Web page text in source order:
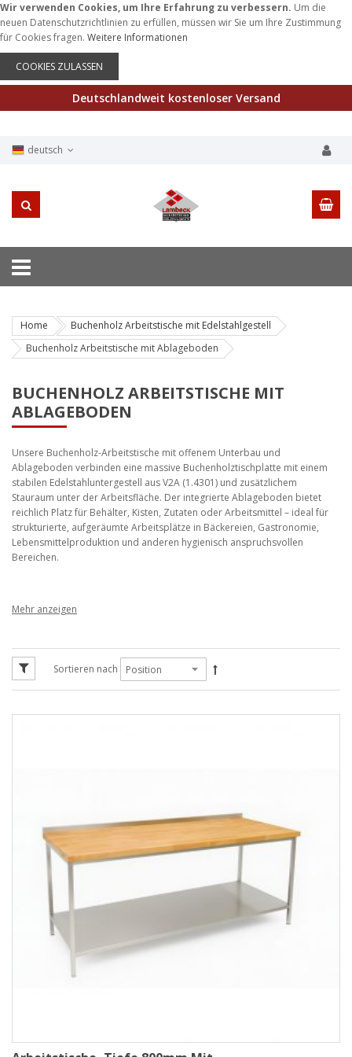
Wir verwenden Cookies, um Ihre Erfahrung zu verbessern. Um die
neuen Datenschutzrichtlinien zu erfüllen, müssen wir Sie um Ihre Zustimmung
für Cookies fragen. Weitere Informationen
COOKIES ZULASSEN
Deutschlandweit kostenloser Versand
deutsch
Home
Buchenholz Arbeitstische mit Edelstahlgestell
Buchenholz Arbeitstische mit Ablageboden
BUCHENHOLZ ARBEITSTISCHE MIT
ABLAGEBODEN
Unsere Buchenholz-Arbeitstische mit offenem Unterbau und
Ablageboden verbinden eine massive Buchenholztischplatte mit einem
stabilen Edelstahluntergestell aus V2A (1.4301) und zusätzlichem
Stauraum unter der Arbeitsfläche. Der integrierte Ablageboden bietet
reichlich Platz für Behälter, Kisten, Zutaten oder Arbeitsmittel – ideal für
strukturierte, aufgeräumte Arbeitsplätze in Bäckereien, Gastronomie,
Lebensmittelproduktion und anderen hygienisch anspruchsvollen
Bereichen.
Buchenholztische mit offenem
Diese Unterkategorie umfasst unsere Arbeitstische mit
Buchenholztischplatte, offenem Unterbau und durchgehendem
Fertigung hergestellt und ist auf hohe Stabilität, Hygiene und Langlebigkeit
Maße & Ausführungen im Überblick
Die Modelle decken verschiedene Längenbereiche ab, sodass sie sich
flexibel in unterschiedliche Raumkonzepte integrieren lassen:
Breiten von 1000 bis 2400 mm sowie 2500 bis 3000 mm
Tiefe: 800 mm
Arbeitshöhen wählbar zwischen 850 und 900 mm
massive Buchenholztischplatte fest auf dem Edelstahluntergestell
offener Unterbau mit durchgehendem Ablageboden
Sortieren nach